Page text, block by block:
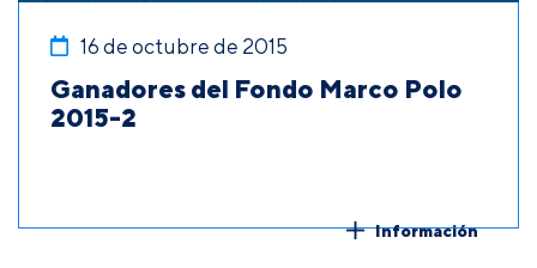
16 de octubre de 2015
Ganadores del Fondo Marco Polo
2015-2
Información